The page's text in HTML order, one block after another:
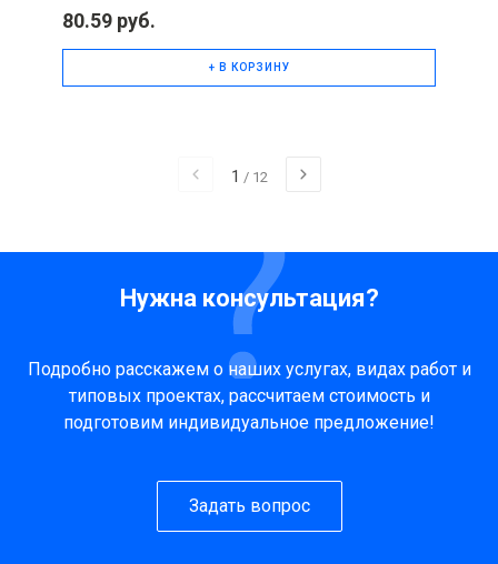
80.59 руб.
+ В КОРЗИНУ
1 / 12
Нужна консультация?
Подробно расскажем о наших услугах, видах работ и
типовых проектах, рассчитаем стоимость и
подготовим индивидуальное предложение!
Задать вопрос